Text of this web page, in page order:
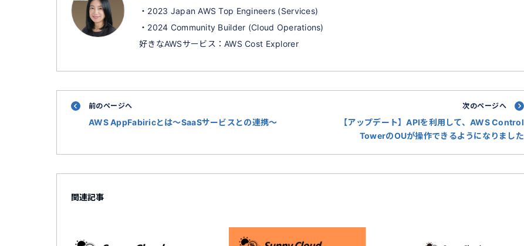
・2023 Japan AWS Top Engineers (Services)
・2024 Community Builder (Cloud Operations)
好きなAWSサービス：AWS Cost Explorer
前のページへ
AWS AppFabiricとは～SaaSサービスとの連携～
次のページへ
【アップデート】APIを利用して、AWS Control
TowerのOUが操作できるようになりました
関連記事